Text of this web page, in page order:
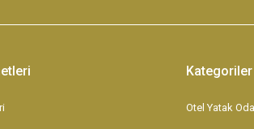
Kategoriler
Otel Yatak